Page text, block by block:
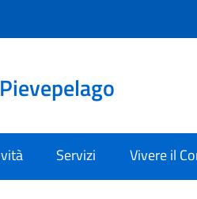
Servizi Vivere il